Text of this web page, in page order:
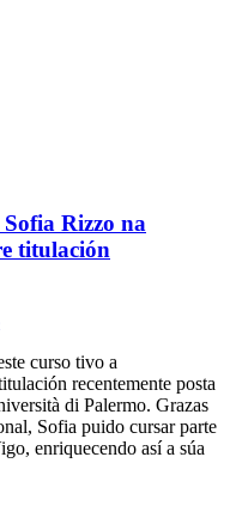
Rizzo na
titulación
curso tivo a
recentemente posta
di Palermo. Grazas
Sofia puido cursar parte
enriquecendo así a súa